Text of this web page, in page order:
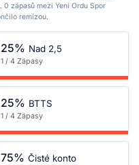
0 zápasů mezi Yeni Ordu Spor
remízou.
25% Nad 2,5
1 / 4 Zápasy
25% BTTS
1 / 4 Zápasy
75% Čisté konto